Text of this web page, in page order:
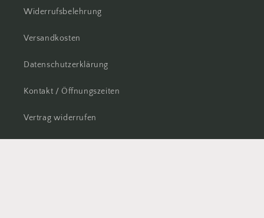
Widerrufsbelehrung
Versandkosten
Datenschutzerklärung
Kontakt / Öffnungszeiten
Vertrag widerrufen